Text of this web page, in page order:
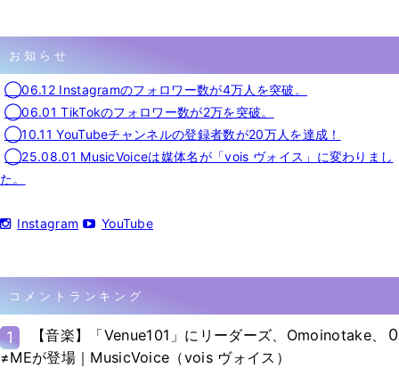
お知らせ
◯06.12 Instagramのフォロワー数が4万人を突破。
◯06.01 TikTokのフォロワー数が2万を突破。
◯10.11 YouTubeチャンネルの登録者数が20万人を達成！
◯25.08.01 MusicVoiceは媒体名が「vois ヴォイス」に変わりまし
た。
Instagram YouTube
コメントランキング
1
【音楽】「Venue101」にリーダーズ、Omoinotake、
≠MEが登場｜MusicVoice（vois ヴォイス）
0